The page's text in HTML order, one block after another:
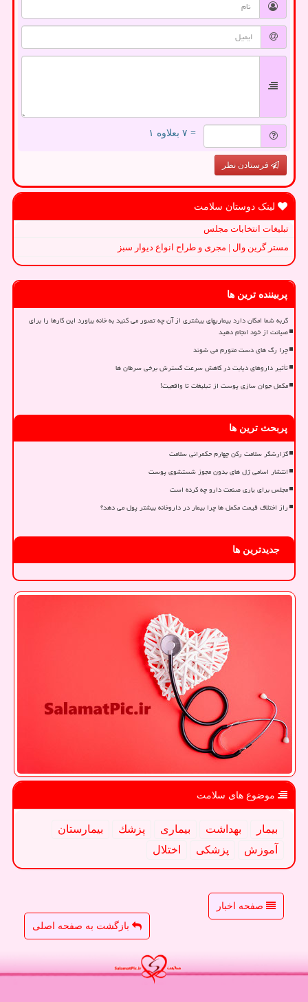
= ۷ بعلاوه ۱
فرستادن نظر
لینک دوستان سلامت
تبلیغات انتخابات مجلس
مستر گرین وال | مجری و طراح انواع دیوار سبز
پربیننده ترین ها
گربه شما امکان دارد بیماریهای بیشتری از آن چه تصور می کنید به خانه بیاورد این کارها را برای
صیانت از خود انجام دهید
چرا رگ های دست متورم می شوند
تأثیر داروهای دیابت در کاهش سرعت گسترش برخی سرطان ها
مکمل جوان سازی پوست از تبلیغات تا واقعیت!
پربحث ترین ها
گزارشگر سلامت رکن چهارم حکمرانی سلامت
انتشار اسامی ژل های بدون مجوز شستشوی پوست
مجلس برای یاری صنعت دارو چه کرده است
راز اختلاف قیمت مکمل ها چرا بیمار در داروخانه بیشتر پول می دهد؟
جدیدترین ها
موضوع های سلامت
بیمار بهداشت بیماری پزشك
بیمارستان
آموزش
پزشكی اختلال
صفحه اخبار
بازگشت به صفحه اصلی